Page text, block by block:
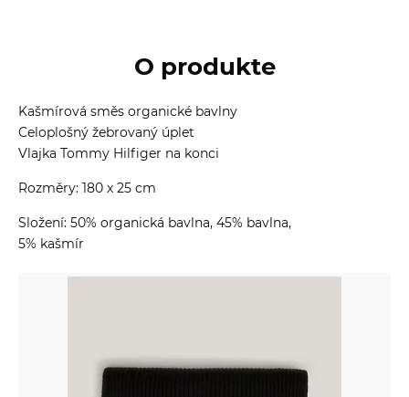
O produkte
Kašmírová směs organické bavlny
Celoplošný žebrovaný úplet
Vlajka Tommy Hilfiger na konci
Rozměry: 180 x 25 cm
Složení: 50% organická bavlna, 45% bavlna,
5% kašmír